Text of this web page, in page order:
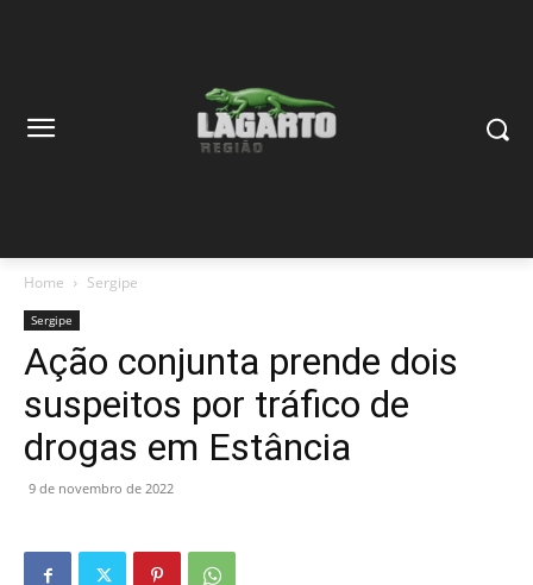
Home Sergipe
Sergipe
Ação conjunta prende dois
suspeitos por tráfico de
drogas em Estância
9 de novembro de 2022